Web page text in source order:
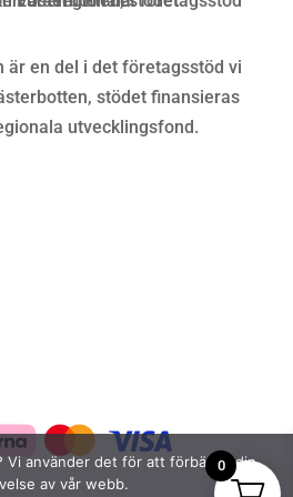
är en del i det företagsstöd vi
stödet finansieras
utvecklingsfond.
0
Vi använder det för att förbättra din
av vår webb.